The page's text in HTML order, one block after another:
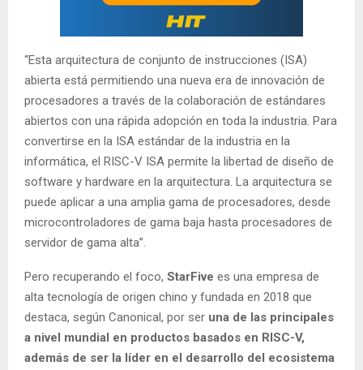
“Esta arquitectura de conjunto de instrucciones (ISA)
abierta está permitiendo una nueva era de innovación de
procesadores a través de la colaboración de estándares
abiertos con una rápida adopción en toda la industria. Para
convertirse en la ISA estándar de la industria en la
informática, el RISC-V ISA permite la libertad de diseño de
software y hardware en la arquitectura. La arquitectura se
puede aplicar a una amplia gama de procesadores, desde
microcontroladores de gama baja hasta procesadores de
servidor de gama alta”.
Pero recuperando el foco, StarFive es una empresa de
alta tecnología de origen chino y fundada en 2018 que
destaca, según Canonical, por ser una de las principales
a nivel mundial en productos basados en RISC-V,
además de ser la líder en el desarrollo del ecosistema